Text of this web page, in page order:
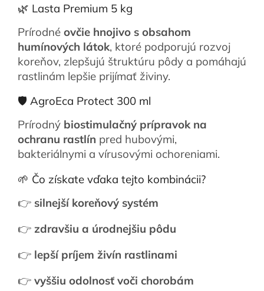
🌿 Lasta Premium 5 kg
Prírodné ovčie hnojivo s obsahom
humínových látok, ktoré podporujú rozvoj
koreňov, zlepšujú štruktúru pôdy a pomáhajú
rastlinám lepšie prijímať živiny.
🛡️ AgroEca Protect 300 ml
Prírodný biostimulačný prípravok na
ochranu rastlín pred hubovými,
bakteriálnymi a vírusovými ochoreniami.
🌱 Čo získate vďaka tejto kombinácii?
👉 silnejší koreňový systém
👉 zdravšiu a úrodnejšiu pôdu
👉 lepší príjem živín rastlinami
👉 vyššiu odolnosť voči chorobám